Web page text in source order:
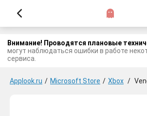
Внимание! Проводятся плановые
могут наблюдаться ошибки в работе
сервиса.
Applook.ru / Microsoft Store / Xbox /